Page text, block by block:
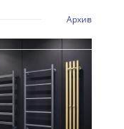
Архив